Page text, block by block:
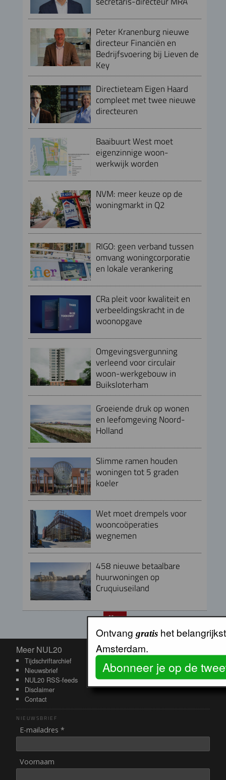
Peter Kranenburg nieuwe
directeur Financiën en
Bedrijfsvoering bij Lieven de
Key
Directieteam Eigen Haard
compleet met twee nieuwe
directeuren
Baaibuurt West moet
eigenzinnige woon-
werkwijk worden
NVM: meer keuze op de
woningmarkt in Q2
RIGO: geen verband tussen
omvang woningcorporatie
en lokale verankering
CRa pleit voor kwaliteit en
verbeeldingskracht in de
woonopgave
Omgevingsvergunning
verleend voor circulair
woon-werkgebouw in
Buiksloterham
Groeiende druk op wonen
en leefomgeving Noord-
Holland
Slimme ramen houden
woningen tot 5 graden
koeler
Wet moet drempels voor
wooncoöperaties
wegnemen
458 nieuwe betaalbare
huurwoningen op
Cruquiuseiland
Meer
Meer NUL20
Meer NUL20
Tijdschriftarchief
Nieuwsbrief
NUL20 RSS-feeds
Disclaimer
Contact
NIEUWSBRIEF
E-mailadres *
Voornaam
Ontvang gratishet
Amsterdam.
Abonneer je op de